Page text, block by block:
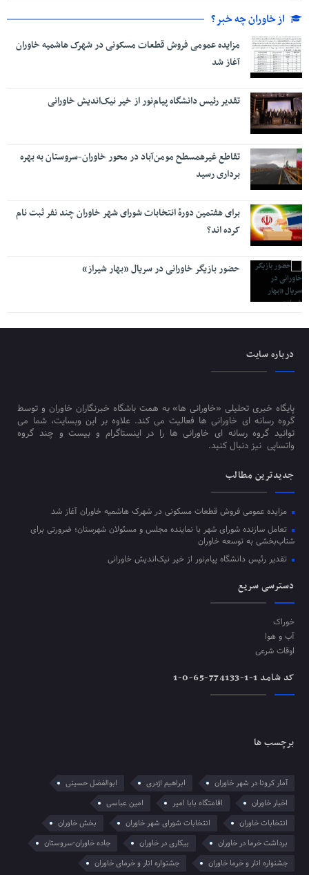
از خاوران چه خبر؟
مزایده عمومی فروش قطعات مسکونی در شهرک هاشمیه خاوران
آغاز شد
تقدیر رئیس دانشگاه پیام‌نور از خیر نیک‌اندیش خاورانی
تقاطع غیرهمسطح مومن‌آباد در محور خاوران-سروستان به بهره
برداری رسید
برای هفتمین دورۀ انتخابات شورای شهر خاوران چند نفر ثبت نام
کرده اند؟
حضور بازیگر خاورانی در سریال «بهار شیراز»
درباره سایت
پایگاه خبری تحلیلی «خاورانی ها» به همت باشگاه خبرنگاران خاوران و توسط
گروه رسانه ای خاورانی ها فعالیت می کند. علاوه بر این وبسایت، شما می
توانید گروه رسانه ای خاورانی ها را در اینستاگرام و بیست و چند گروه
واتساپی نیز دنبال کنید.
جدیدترین مطالب
مزایده عمومی فروش قطعات مسکونی در شهرک هاشمیه خاوران آغاز شد
تعامل سازنده شورای شهر با نماینده مجلس و مسئولان شهرستان؛ ضرورتی برای
شتاب‌بخشی به توسعه خاوران
تقدیر رئیس دانشگاه پیام‌نور از خیر نیک‌اندیش خاورانی
دسترسی سریع
خوراک
آب و هوا
اوقات شرعی
کد شامد 1-1-774133-65-0-1
برچسب ها
آمار کرونا در شهر خاوران ابراهیم اژدری
ابوالفضل حسینی
اخبار خاوران
اقامتگاه بابا امیر
امین عباسی
انتخابات خاوران
انتخابات شورای شهر خاوران
بخش خاوران
برداشت خرما در خاوران
بیکاری در خاوران
جاده خاوران-سروستان
جشنواره انار و خرما خاوران
جشنواره انار و خرمای خاوران